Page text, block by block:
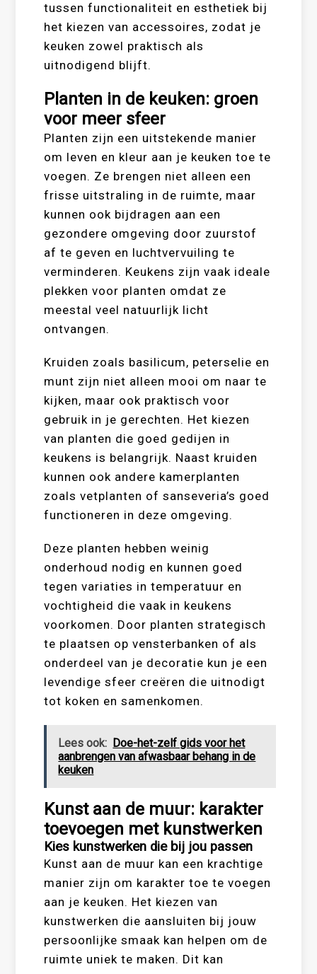
tussen functionaliteit en esthetiek bij
het kiezen van accessoires, zodat je
keuken zowel praktisch als
uitnodigend blijft.
Planten in de keuken: groen
voor meer sfeer
Planten zijn een uitstekende manier
om leven en kleur aan je keuken toe te
voegen. Ze brengen niet alleen een
frisse uitstraling in de ruimte, maar
kunnen ook bijdragen aan een
gezondere omgeving door zuurstof
af te geven en luchtvervuiling te
verminderen. Keukens zijn vaak ideale
plekken voor planten omdat ze
meestal veel natuurlijk licht
ontvangen.
Kruiden zoals basilicum, peterselie en
munt zijn niet alleen mooi om naar te
kijken, maar ook praktisch voor
gebruik in je gerechten. Het kiezen
van planten die goed gedijen in
keukens is belangrijk. Naast kruiden
kunnen ook andere kamerplanten
zoals vetplanten of sanseveria’s goed
functioneren in deze omgeving.
Deze planten hebben weinig
onderhoud nodig en kunnen goed
tegen variaties in temperatuur en
vochtigheid die vaak in keukens
voorkomen. Door planten strategisch
te plaatsen op vensterbanken of als
onderdeel van je decoratie kun je een
levendige sfeer creëren die uitnodigt
tot koken en samenkomen.
Lees ook: Doe-het-zelf gids voor het
aanbrengen van afwasbaar behang in de
keuken
Kunst aan de muur: karakter
toevoegen met kunstwerken
Kies kunstwerken die bij jou passen
Kunst aan de muur kan een krachtige
manier zijn om karakter toe te voegen
aan je keuken. Het kiezen van
kunstwerken die aansluiten bij jouw
persoonlijke smaak kan helpen om de
ruimte uniek te maken. Dit kan